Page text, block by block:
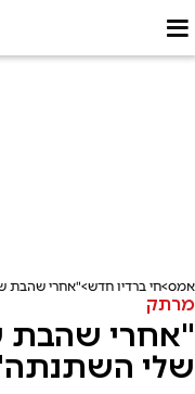
אמס חי ברדיו חדש "אחרי שהבת
מרתק
"אחרי שהבת
שלי